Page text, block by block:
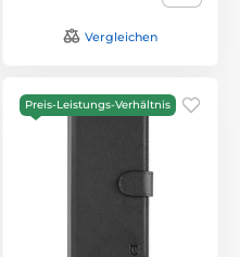
Vergleichen
Preis-Leistungs-Verhältnis